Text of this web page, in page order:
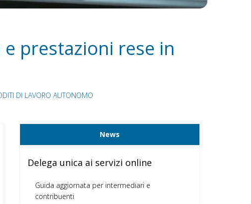
prestazioni rese in
DI LAVORO AUTONOMO
News
Delega unica ai servizi online
Guida aggiornata per intermediari e
contribuenti